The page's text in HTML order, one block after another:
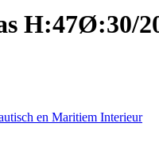
H:47Ø:30/
en Maritiem Interieur